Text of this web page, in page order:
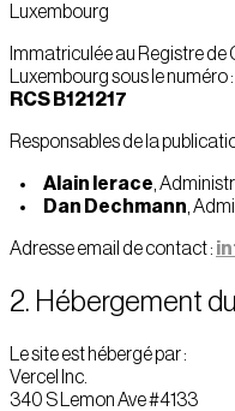
Luxembourg
Immatriculée au Registre
Luxembourg sous le numéro :
RCS B121217
Responsables de la
Alain Ierace ,
Dan Dechmann ,
Adresse email de contact :
2. Hébergement
Le site est hébergé par :
Vercel Inc.
340 S Lemon Ave #4133